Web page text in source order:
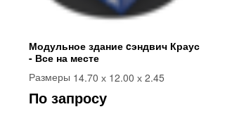
Модульное здание cэндвич Краус
- Все на месте
Размеры 14.70 х 12.00 х 2.45
По запросу